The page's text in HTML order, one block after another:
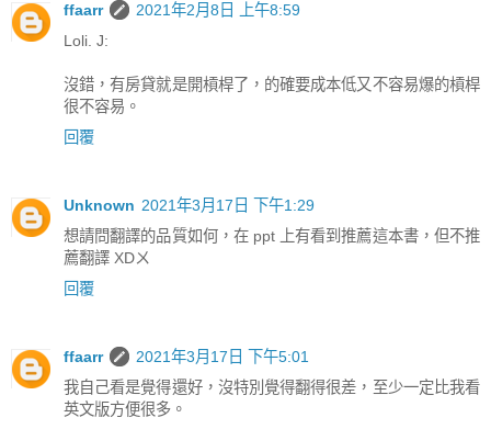
ffaarr
2021年2月8日 上午8:59
Loli. J:
沒錯，有房貸就是開槓桿了，的確要成本低又不容易爆的槓桿
很不容易。
回覆
Unknown 2021年3月17日 下午1:29
想請問翻譯的品質如何，在 ppt 上有看到推薦這本書，但不推
薦翻譯 XDㄨ
回覆
ffaarr
2021年3月17日 下午5:01
我自己看是覺得還好，沒特別覺得翻得很差，至少一定比我看
英文版方便很多。